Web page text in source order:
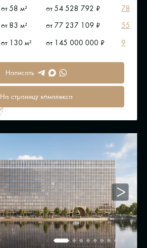
от 58 м² от 54 528 792 ₽
78
от 83 м² от 77 237 109 ₽
55
от 130 м² от 145 000 000 ₽ 9
Написать
На страницу комплекса